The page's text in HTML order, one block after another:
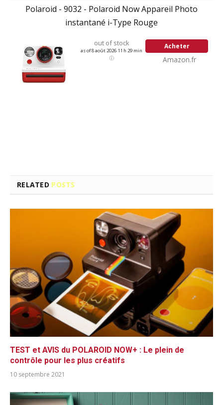
Polaroid - 9032 - Polaroid Now Appareil Photo
instantané i-Type Rouge
out of stock
as of 8 août 2026 11 h 29 min
Acheter
Amazon.fr
RELATED POSTS
TEST et AVIS du POLAROID NOW+ : Le plein de
contrôle pour les plus créatifs
10 septembre 2021